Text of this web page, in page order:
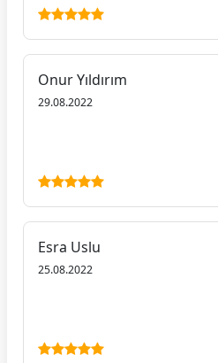
Onur Yıldırım
29.08.2022
Esra Uslu
25.08.2022